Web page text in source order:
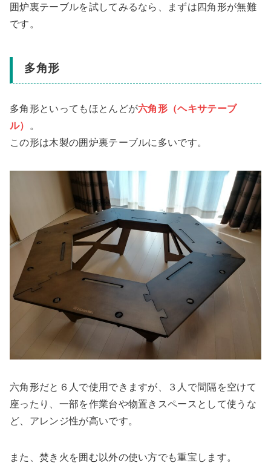
囲炉裏テーブルを試してみるなら、
まずは四角形が無難
です。
多角形
多角形といってもほとんどが六角形（ヘキサテーブ
ル）
。
この形は木製の囲炉裏テーブルに多いです。
六角形だと６人で使用できますが、３人で間隔を空けて
座ったり、一部を作業台や物置きスペースとして使うな
ど、アレンジ性が高いです。
また、焚き火を囲む以外の使い方でも重宝します。